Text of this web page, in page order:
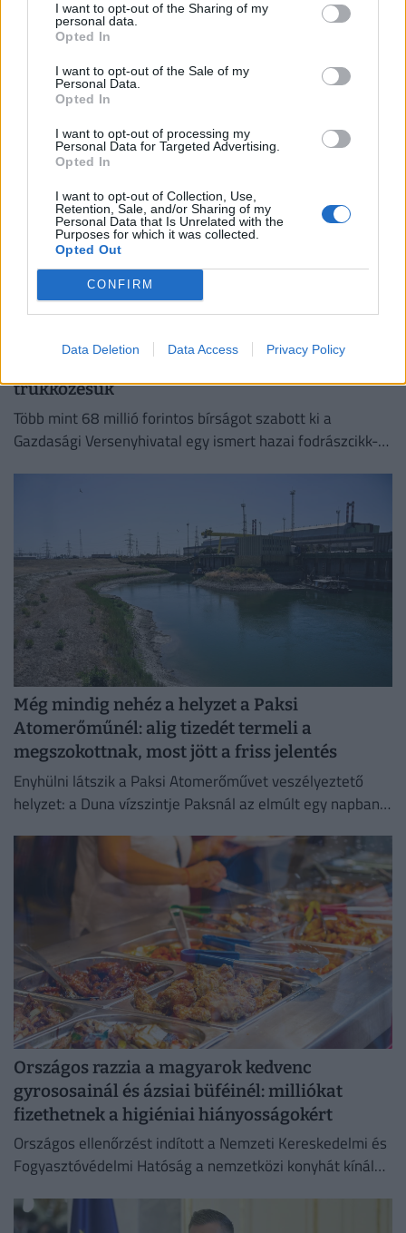
I want to opt-out of the Sharing of my
personal data.
Opted In
I want to opt-out of the Sale of my
Personal Data.
Opted In
I want to opt-out of processing my
Personal Data for Targeted Advertising.
Opted In
I want to opt-out of Collection, Use,
Retention, Sale, and/or Sharing of my
Personal Data that Is Unrelated with the
Purposes for which it was collected.
Opted Out
CONFIRM
Data Deletion Data Access Privacy Policy
érintett partszakaszt
medrének szennyezését mérséklő első beavatkozást.
Megint keményen lecsapott a versenyhivatal
trükközésük
Több mint 68 millió forintos bírságot szabott ki a
Gazdasági Versenyhivatal egy ismert hazai fodrászcikk-
Még mindig nehéz a helyzet a Paksi
Atomerőműnél: alig tizedét termeli a
megszokottnak, most jött a friss jelentés
Enyhülni látszik a Paksi Atomerőművet veszélyeztető
helyzet: a Duna vízszintje Paksnál az elmúlt egy napban
Országos razzia a magyarok kedvenc
gyrososainál és ázsiai büféinél: milliókat
fizethetnek a higiéniai hiányosságokért
Országos ellenőrzést indított a Nemzeti Kereskedelmi és
Fogyasztóvédelmi Hatóság a nemzetközi konyhát kínáló